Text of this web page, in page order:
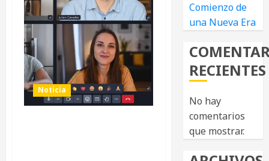
Noticia
Comienzo de
una Nueva Era
RECIENTES
No hay
comentarios
que mostrar.